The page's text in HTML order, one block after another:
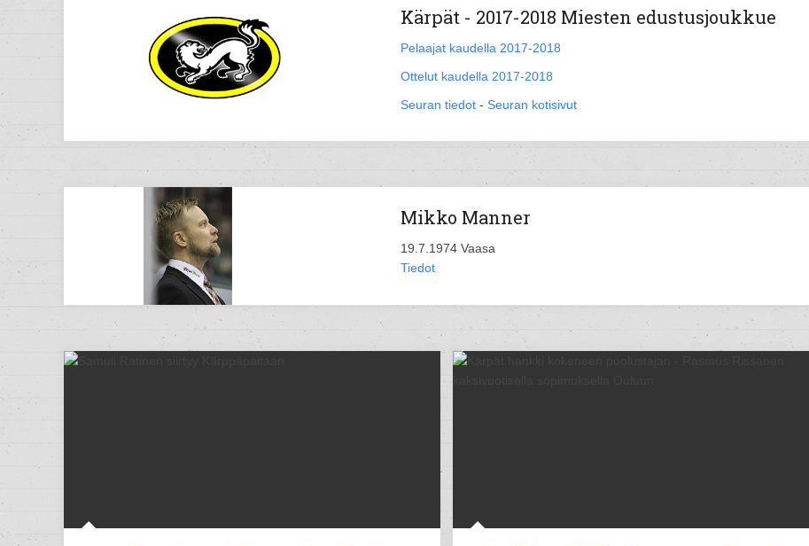
Kärpät - 2017-2018 Miesten edustusjoukkue
Pelaajat kaudella 2017-2018
Ottelut kaudella 2017-2018
Seuran tiedot - Seuran kotisivut
Mikko Manner
19.7.1974 Vaasa
Tiedot